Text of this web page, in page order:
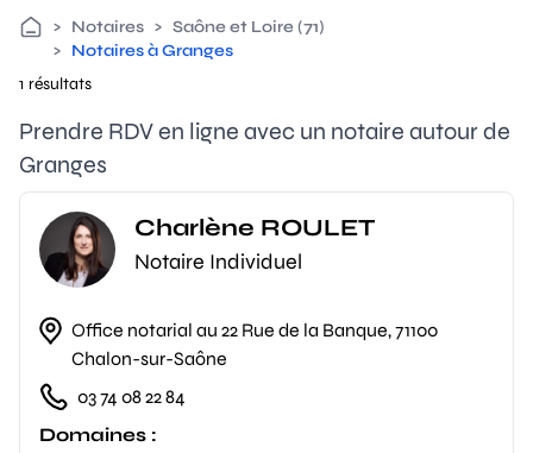
> Notaires > Saône et Loire (71)
> Notaires à Granges
1 résultats
Prendre RDV en ligne avec un notaire autour de
Granges
Charlène ROULET
Notaire Individuel
Office notarial au 22 Rue de la Banque, 71100
Chalon-sur-Saône
03 74 08 22 84
Domaines :